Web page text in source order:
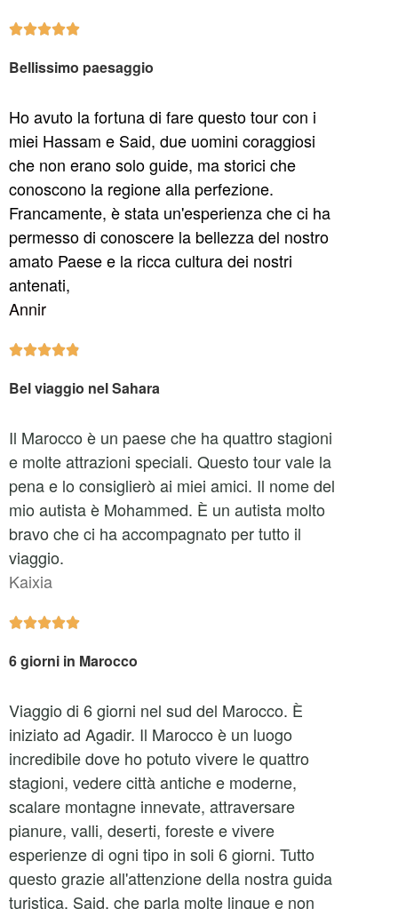

Bellissimo paesaggio
Ho avuto la fortuna di fare questo tour con i
miei Hassam e Said, due uomini coraggiosi
che non erano solo guide, ma storici che
conoscono la regione alla perfezione.
Francamente, è stata un'esperienza che ci ha
permesso di conoscere la bellezza del nostro
amato Paese e la ricca cultura dei nostri
antenati,
Annir

Bel viaggio nel Sahara
Il Marocco è un paese che ha quattro stagioni
e molte attrazioni speciali. Questo tour vale la
pena e lo consiglierò ai miei amici. Il nome del
mio autista è Mohammed. È un autista molto
bravo che ci ha accompagnato per tutto il
viaggio.
Kaixia

6 giorni in Marocco
Viaggio di 6 giorni nel sud del Marocco. È
iniziato ad Agadir. Il Marocco è un luogo
incredibile dove ho potuto vivere le quattro
stagioni, vedere città antiche e moderne,
scalare montagne innevate, attraversare
pianure, valli, deserti, foreste e vivere
esperienze di ogni tipo in soli 6 giorni. Tutto
questo grazie all'attenzione della nostra guida
turistica, Said, che parla molte lingue e non